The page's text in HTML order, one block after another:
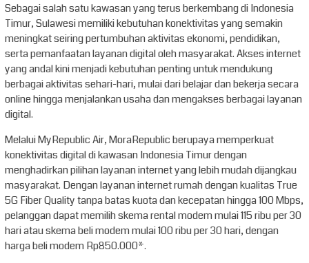
Sebagai salah satu kawasan yang terus berkembang di Indonesia
Timur, Sulawesi memiliki kebutuhan konektivitas yang semakin
meningkat seiring pertumbuhan aktivitas ekonomi, pendidikan,
serta pemanfaatan layanan digital oleh masyarakat. Akses internet
yang andal kini menjadi kebutuhan penting untuk mendukung
berbagai aktivitas sehari-hari, mulai dari belajar dan bekerja secara
online hingga menjalankan usaha dan mengakses berbagai layanan
digital.
Melalui MyRepublic Air, MoraRepublic berupaya memperkuat
konektivitas digital di kawasan Indonesia Timur dengan
menghadirkan pilihan layanan internet yang lebih mudah dijangkau
masyarakat. Dengan layanan internet rumah dengan kualitas True
5G Fiber Quality tanpa batas kuota dan kecepatan hingga 100 Mbps,
pelanggan dapat memilih skema rental modem mulai 115 ribu per 30
hari atau skema beli modem mulai 100 ribu per 30 hari, dengan
harga beli modem Rp850.000*.